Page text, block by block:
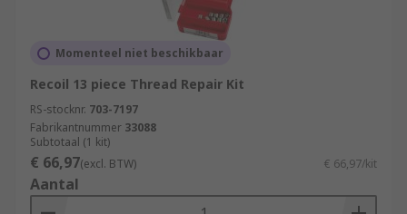
Momenteel niet beschikbaar
Recoil 13 piece Thread Repair Kit
RS-stocknr. 703-7197
Fabrikantnummer 33088
Subtotaal (1 kit)
€ 66,97(excl. BTW) € 66,97/kit
Aantal